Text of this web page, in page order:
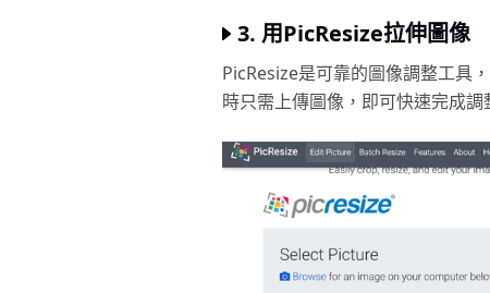
3. 用PicResize拉伸圖像
PicResize是可靠的圖像調整工具
時只需上傳圖像，即可快速完成調